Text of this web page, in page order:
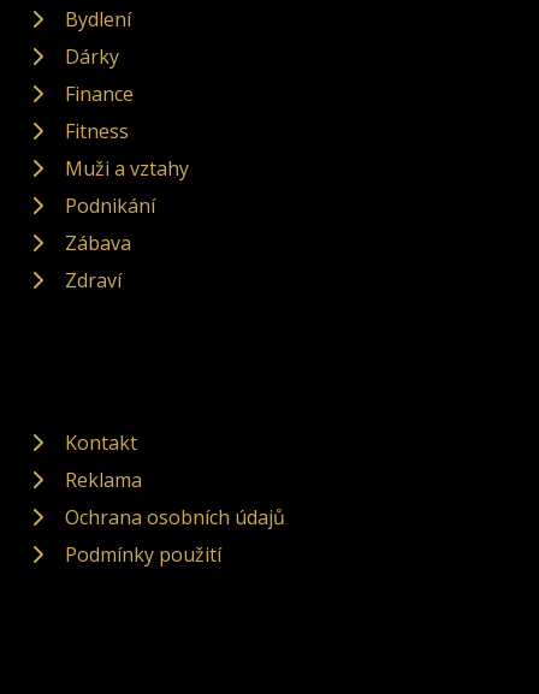
Bydlení
Dárky
Finance
Fitness
Muži a vztahy
Podnikání
Zábava
Zdraví
Kontakt
Reklama
Ochrana osobních údajů
Podmínky použití